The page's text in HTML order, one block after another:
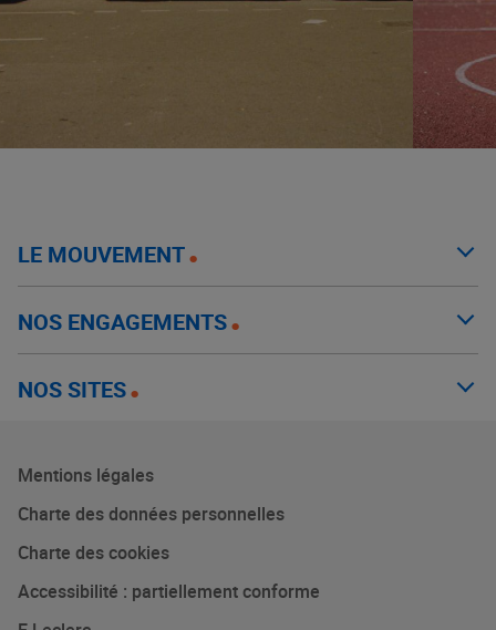
LE MOUVEMENT
NOS ENGAGEMENTS
NOS SITES
Mentions légales
Charte des données personnelles
Charte des cookies
Accessibilité : partiellement conforme